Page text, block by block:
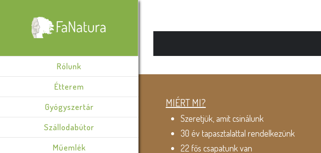
Rólunk
Étterem
Gyógyszertár
Szállodabútor
Műemlék
MIÉRT MI?
Szeretjük, amit csinálunk
30 év tapasztalattal rendelkezünk
22 fős csapatunk van